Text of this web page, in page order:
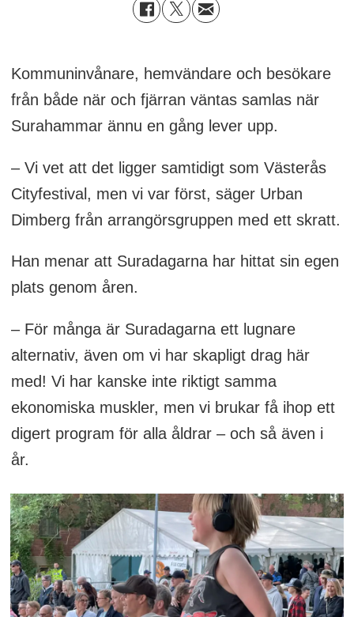
Kommuninvånare, hemvändare och besökare
från både när och fjärran väntas samlas när
Surahammar ännu en gång lever upp.
– Vi vet att det ligger samtidigt som Västerås
Cityfestival, men vi var först, säger Urban
Dimberg från arrangörsgruppen med ett skratt.
Han menar att Suradagarna har hittat sin egen
plats genom åren.
– För många är Suradagarna ett lugnare
alternativ, även om vi har skapligt drag här
med! Vi har kanske inte riktigt samma
ekonomiska muskler, men vi brukar få ihop ett
digert program för alla åldrar – och så även i
år.